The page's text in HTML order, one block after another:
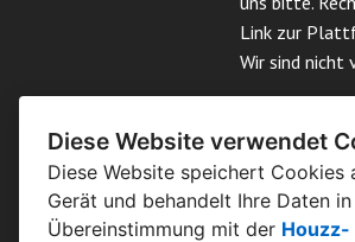
Diese Website verwendet
Diese Website speichert Cookies
Gerät und behandelt Ihre Daten in
Übereinstimmung mit der Houzz-
Link zur
Wir sind nicht
©Anatoly
Fotolia.com,